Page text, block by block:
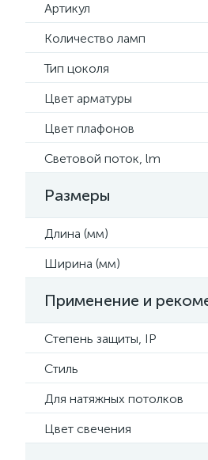
Артикул
Количество ламп
Тип цоколя
Цвет арматуры
Цвет плафонов
Световой поток, lm
Размеры
Длина (мм)
Ширина (мм)
Применение и
Степень защиты, IP
Стиль
Для натяжных потолков
Цвет свечения